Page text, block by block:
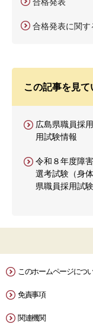
合格発表に関
この記事を見
広島県職員採
用試験情報
令和８年度障
選考試験（身
県職員採用試
このホームページにつ
免責事項
関連機関